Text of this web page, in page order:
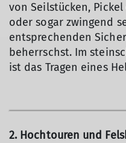
von Seilstücken,
oder sogar zwingend
entsprechenden
beherrschst. Im
ist das Tragen eines
2. Hochtouren und